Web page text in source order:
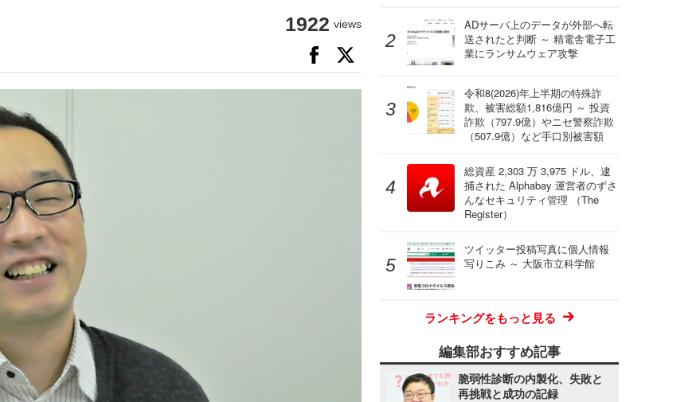
1922 views
ADサーバ上のデータが外部へ転
送されたと判断 ～ 精電舎電子工
業にランサムウェア攻撃
令和8(2026)年上半期の特殊詐
欺、被害総額1,816億円 ～ 投資
詐欺（797.9億）やニセ警察詐欺
（507.9億）など手口別被害額
総資産 2,303 万 3,975 ドル、逮
捕された Alphabay 運営者のずさ
んなセキュリティ管理 （The
Register）
ツイッター投稿写真に個人情報
写りこみ ～ 大阪市立科学館
ランキングをもっと見る
編集部おすすめ記事
脆弱性診断の内製化、失敗と
再挑戦と成功の記録